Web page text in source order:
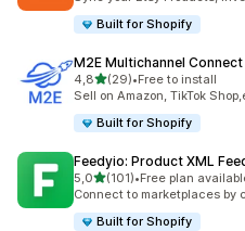
Built for Shopify
M2E Multichannel Connect
4,8/ 5 tähteä
(29)
29 arvostelua yhteensä
•Free to install
Sell on Amazon, TikTok
Built for Shopify
Feedyio: Product XML
5,0/ 5 tähteä
(101)
101 arvostelua yhteensä
•Free plan
Connect to marketplaces by
Built for Shopify